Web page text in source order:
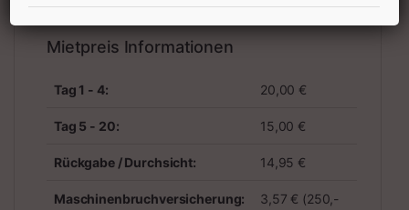
Mietpreis Informationen
Tag 1 - 4: 20,00 €
Tag 5 - 20: 15,00 €
Rückgabe / Durchsicht: 14,95 €
Maschinenbruchversicherung:
3,57 € (250,-